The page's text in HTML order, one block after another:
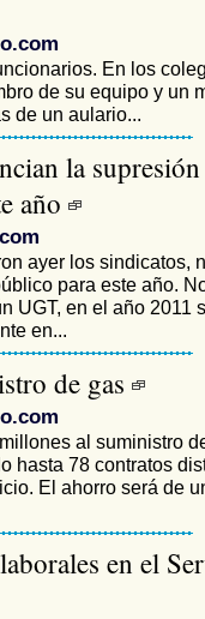
En los
de su equipo y un
de un aulario...
la
año
ayer los sindicatos,
para este año.
UGT, en el año 2011
en...
de gas
al suministro
hasta 78 contratos
El ahorro será de
en el